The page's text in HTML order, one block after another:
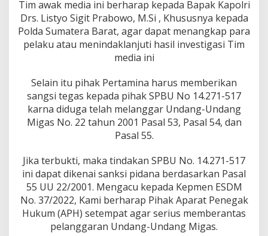
d
u
g
a
L
g
g
a
r
A
a
n
P
e
t
a
Tim awak media ini berharap kepada Bapak Kapolri
Drs. Listyo Sigit Prabowo, M.Si , Khususnya kepada
Polda Sumatera Barat, agar dapat menangkap para
pelaku atau menindaklanjuti hasil investigasi Tim
media ini
Selain itu pihak Pertamina harus memberikan
sangsi tegas kepada pihak SPBU No 14.271-517
karna diduga telah melanggar Undang-Undang
Migas No. 22 tahun 2001 Pasal 53, Pasal 54, dan
Pasal 55.
Jika terbukti, maka tindakan SPBU No. 14.271-517
ini dapat dikenai sanksi pidana berdasarkan Pasal
55 UU 22/2001. Mengacu kepada Kepmen ESDM
No. 37/2022, Kami berharap Pihak Aparat Penegak
Hukum (APH) setempat agar serius memberantas
pelanggaran Undang-Undang Migas.